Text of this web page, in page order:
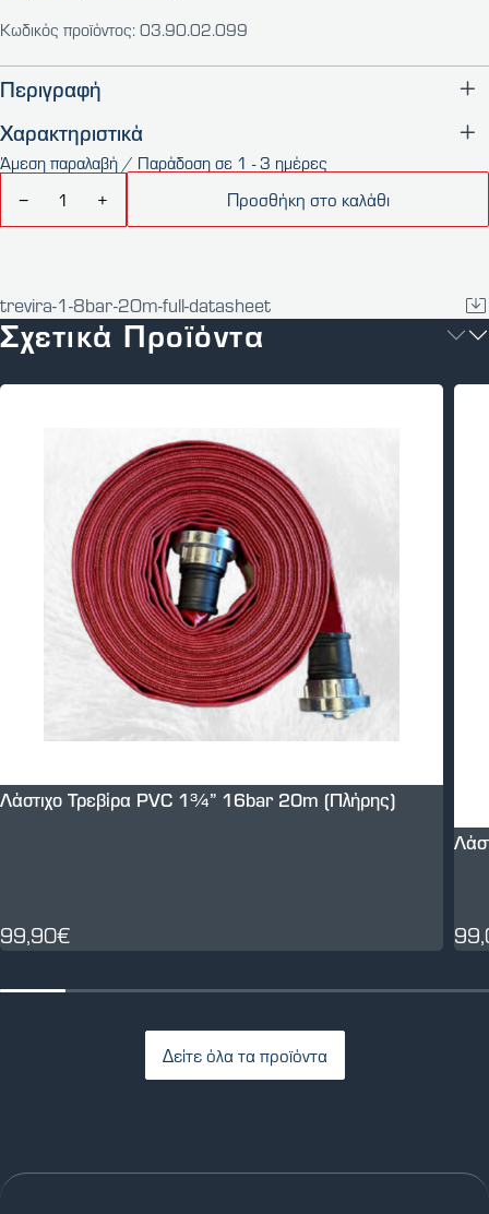
Κωδικός προϊόντος: 03.90.02.099
Περιγραφή
Χαρακτηριστικά
Άμεση παραλαβή / Παράδοση σε 1 - 3 ημέρες
−
+ Προσθήκη στο καλάθι
trevira-1-8bar-20m-full-datasheet
Σχετικά Προϊόντα
Λάστιχο Τρεβίρα PVC 1¾” 16bar 20m (Πλήρης)
99,90€
Δείτε όλα τα προϊόντα